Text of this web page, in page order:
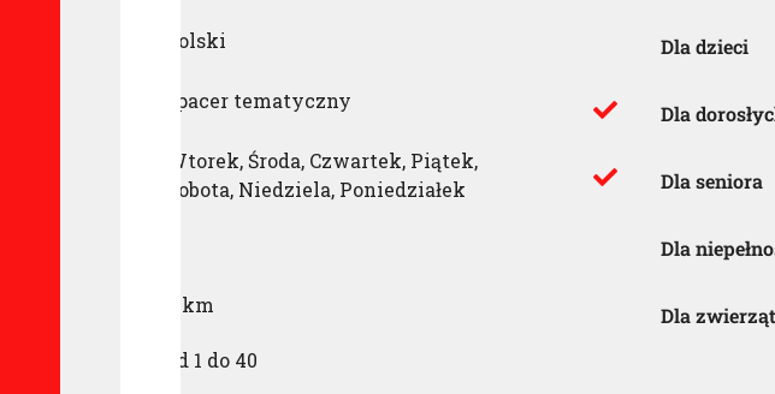
polski
spacer tematyczny
Wtorek, Środa, Czwartek, Piątek,
Sobota, Niedziela, Poniedziałek
3 km
od 1 do 40
Dla dzieci
Dla
Dla seniora
Dla
Dla zwierząt